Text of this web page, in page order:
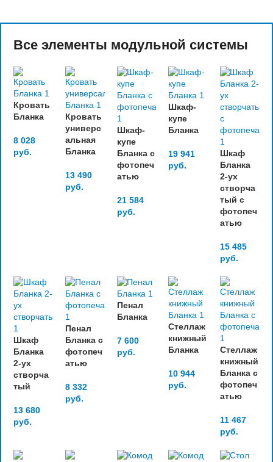
Все элементы модульной системы
Кровать
Бланка
8 028
руб.
Кровать
универс
альная
Бланка
13 490
руб.
Шкаф-
купе
Бланка с
фотопеч
атью
21 584
руб.
Шкаф-
купе
Бланка
19 941
руб.
Шкаф
Бланка
2-ух
створча
тый с
фотопеч
атью
15 485
руб.
Шкаф
Бланка
2-ух
створча
тый
13 680
руб.
Пенал
Бланка с
фотопеч
атью
8 332
руб.
Пенал
Бланка
7 600
руб.
Стеллаж
книжный
Бланка
10 944
руб.
Стеллаж
книжный
Бланка с
фотопеч
атью
11 467
руб.